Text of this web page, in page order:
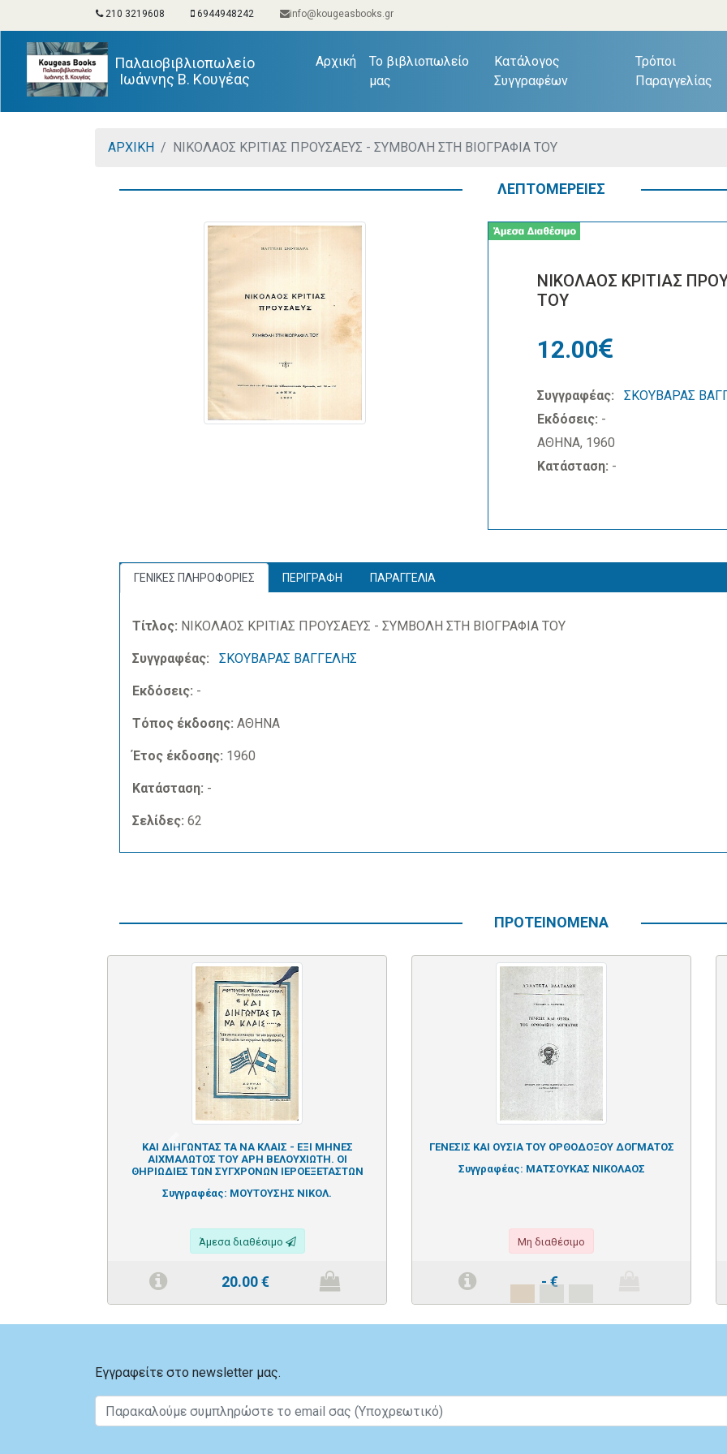
210 3219608 6944948242 info@kougeasbooks.gr
Παλαιοβιβλιοπωλείο
Ιωάννης Β. Κουγέας
Αρχική(current)
Το βιβλιοπωλείο
μας
Κατάλογος
Συγγραφέων
Τρόποι
Παραγγελίας
ΑΡΧΙΚΗ ΝΙΚΟΛΑΟΣ ΚΡΙΤΙΑΣ ΠΡΟΥΣΑΕΥΣ - ΣΥΜΒΟΛΗ ΣΤΗ ΒΙΟΓΡΑΦΙΑ ΤΟΥ
ΛΕΠΤΟΜΕΡΕΙΕΣ
ΝΙΚΟΛΑΟΣ ΚΡΙΤΙΑΣ
ΤΟΥ
12.00
Συγγραφέας:
ΣΚΟΥΒΑΡΑΣ
Εκδόσεις: -
ΑΘΗΝΑ, 1960
Κατάσταση: -
ΓΕΝΙΚΕΣ ΠΛΗΡΟΦΟΡΙΕΣ ΠΕΡΙΓΡΑΦΗ ΠΑΡΑΓΓΕΛΙΑ
Τίτλος: ΝΙΚΟΛΑΟΣ ΚΡΙΤΙΑΣ ΠΡΟΥΣΑΕΥΣ - ΣΥΜΒΟΛΗ ΣΤΗ ΒΙΟΓΡΑΦΙΑ ΤΟΥ
Συγγραφέας: ΣΚΟΥΒΑΡΑΣ ΒΑΓΓΕΛΗΣ
Εκδόσεις: -
Τόπος έκδοσης: ΑΘΗΝΑ
Έτος έκδοσης: 1960
Κατάσταση: -
Σελίδες: 62
ΠΡΟΤΕΙΝΟΜΕΝΑ
ΚΑΙ ΔΙΗΓΩΝΤΑΣ ΤΑ ΝΑ ΚΛΑΙΣ - ΕΞΙ ΜΗΝΕΣ
ΑΙΧΜΑΛΩΤΟΣ ΤΟΥ ΑΡΗ ΒΕΛΟΥΧΙΩΤΗ. ΟΙ
ΘΗΡΙΩΔΙΕΣ ΤΩΝ ΣΥΓΧΡΟΝΩΝ ΙΕΡΟΕΞΕΤΑΣΤΩΝ
Συγγραφέας: ΜΟΥΤΟΥΣΗΣ ΝΙΚΟΛ.
Άμεσα διαθέσιμο
20.00€
ΓΕΝΕΣΙΣ ΚΑΙ ΟΥΣΙΑ ΤΟΥ ΟΡΘΟΔΟΞΟΥ ΔΟΓΜΑΤΟΣ
Συγγραφέας: ΜΑΤΣΟΥΚΑΣ ΝΙΚΟΛΑΟΣ
Μη διαθέσιμο
- €
Previous
Εγγραφείτε στο newsletter μας.